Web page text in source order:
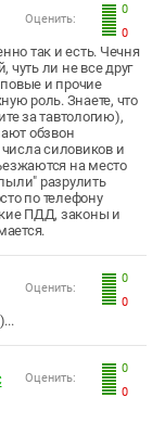
0
0
Оценить:
так и есть. Чечня
чуть ли не все друг
и прочие
роль. Знаете, что
за тавтологию),
обзвон
силовиков и
на место
разрулить
по телефону
ПДД, законы и
0
0
Оценить:
0
0
Оценить: